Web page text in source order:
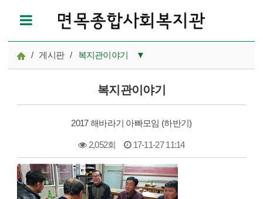
/ 게시판 / 복지관이야기 ▼
참여모집
복지관이야기
카드뉴스
복지관이야기
2017 해바라기 아빠모임 (하반기)
2,052회 17-11-27 11:14
본문